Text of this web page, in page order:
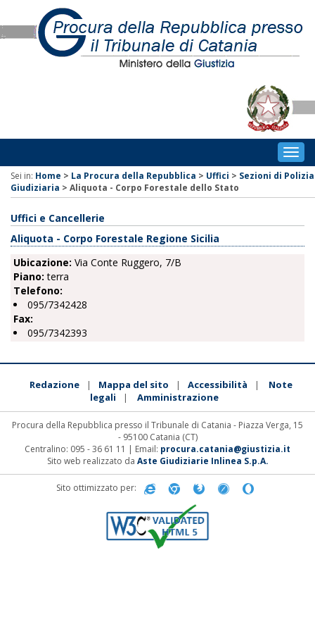
Sei in: Home > La Procura della Repubblica > Uffici > Sezioni di Polizia
Giudiziaria > Aliquota - Corpo Forestale dello Stato
Uffici e Cancellerie
Aliquota - Corpo Forestale Regione Sicilia
Ubicazione: Via Conte Ruggero, 7/B
Piano: terra
Telefono:
095/7342428
Fax:
095/7342393
Redazione | Mappa del sito | Accessibilità |
Note
legali
| Amministrazione
Procura della Repubblica presso il Tribunale di Catania - Piazza Verga, 15
- 95100 Catania (CT)
Centralino: 095 - 36 61 11 | Email: procura.catania@giustizia.it
Sito web realizzato da Aste Giudiziarie Inlinea S.p.A.
Sito ottimizzato per: